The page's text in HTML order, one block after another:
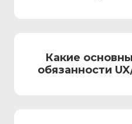
Какие
обязанности